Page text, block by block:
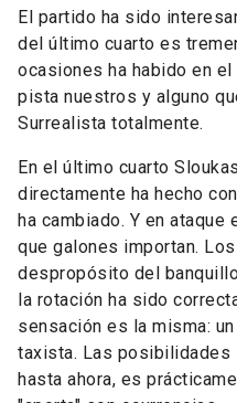
El partido ha sido
del último cuarto es
ocasiones ha habido en
pista nuestros y alguno
Surrealista totalmente.
En el último cuarto
directamente ha hecho
ha cambiado. Y en
que galones importan.
despropósito del
la rotación ha sido
sensación es la misma:
taxista. Las posibilidades
hasta ahora, es